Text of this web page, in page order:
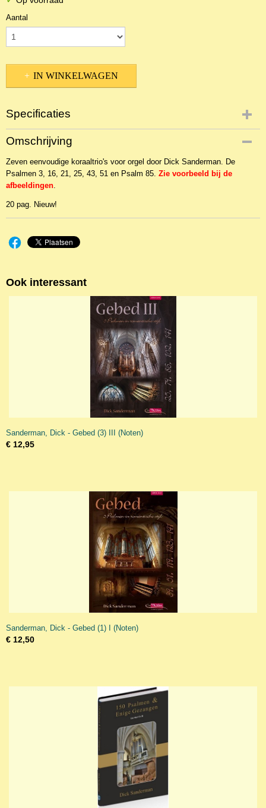
Aantal
IN WINKELWAGEN
Specificaties
Productcode
NBLNOr-11437
EAN code
WIL795
Omschrijving
Zeven eenvoudige koraaltrio's voor orgel door Dick Sanderman. De
Psalmen 3, 16, 21, 25, 43, 51 en Psalm 85. Zie voorbeeld bij de
afbeeldingen.
20 pag. Nieuw!
Ook interessant
Sanderman, Dick - Gebed (3) III (Noten)
€ 12,95
Sanderman, Dick - Gebed (1) I (Noten)
€ 12,50